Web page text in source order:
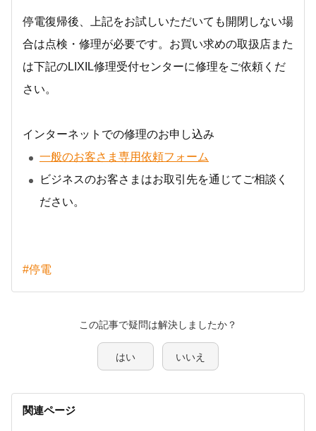
停電復帰後、上記をお試しいただいても開閉しない場
合は点検・修理が必要です。お買い求めの取扱店また
は下記のLIXIL修理受付センターに修理をご依頼くだ
さい。
インターネットでの修理のお申し込み
一般のお客さま専用依頼フォーム
ビジネスのお客さまはお取引先を通じてご相談く
ださい。
#停電
この記事で疑問は解決しましたか？
はい いいえ
関連ページ